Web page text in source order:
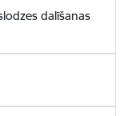
dalīšanas